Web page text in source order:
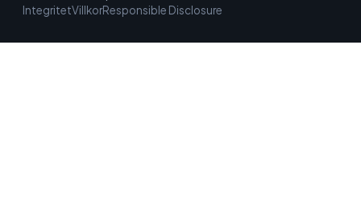
IntegritetVillkorResponsible Disclosure